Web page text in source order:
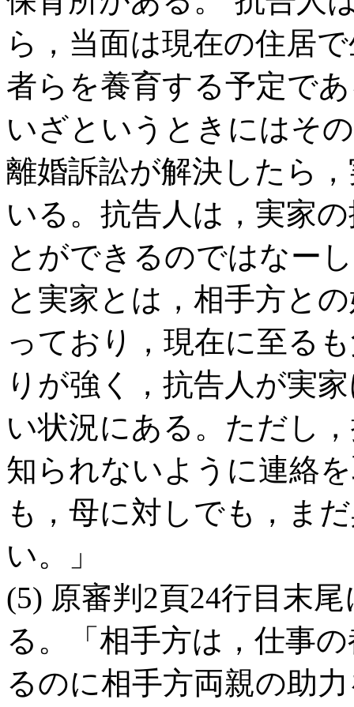
ら，当面は現在の住居
者らを養育する予定で
いざというときにはそ
離婚訴訟が解決したら
いる。抗告人は，実家
とができるのではなー
と実家とは，相手方と
っており，現在に至る
りが強く，抗告人が実
い状況にある。ただし
知られないように連絡
も，母に対しでも，ま
い。」
(5) 原審判2頁24行目末
る。「相手方は，仕事
るのに相手方両親の助